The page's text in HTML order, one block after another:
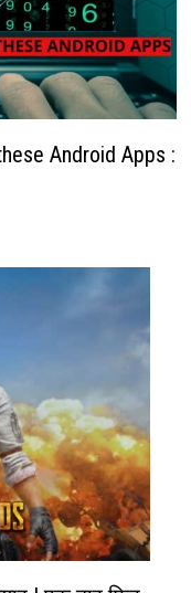
Android Apps :